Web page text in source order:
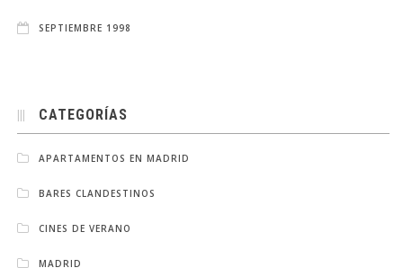
SEPTIEMBRE 1998
CATEGORÍAS
APARTAMENTOS EN MADRID
BARES CLANDESTINOS
CINES DE VERANO
MADRID